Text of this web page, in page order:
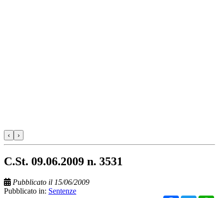
‹ ›
C.St. 09.06.2009 n. 3531
Pubblicato il 15/06/2009
Pubblicato in: Sentenze